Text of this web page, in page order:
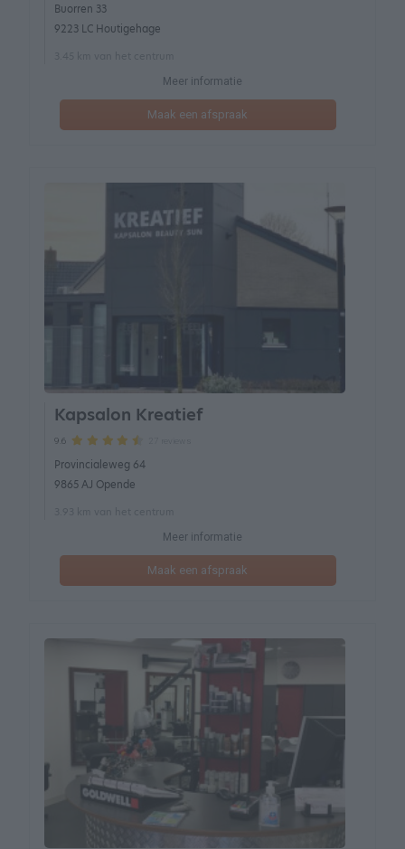
Buorren 33
9223 LC Houtigehage
Meer informatie
Maak een afspraak
Kapsalon Kreatief
9.6
Provincialeweg 64
9865 AJ Opende
Meer informatie
Maak een afspraak